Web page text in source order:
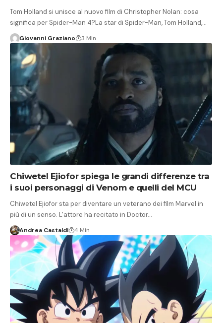
Tom Holland si unisce al nuovo film di Christopher Nolan: cosa
significa per Spider-Man 4?La star di Spider-Man, Tom Holland,…
Giovanni Graziano 3 Min
Chiwetel Ejiofor spiega le grandi differenze tra
i suoi personaggi di Venom e quelli del MCU
Chiwetel Ejiofor sta per diventare un veterano dei film Marvel in
più di un senso. L'attore ha recitato in Doctor…
Andrea Castaldi 4 Min